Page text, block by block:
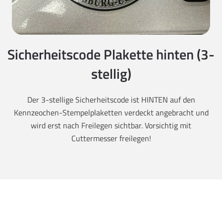
Sicherheitscode Plakette hinten (3-
stellig)
Der 3-stellige Sicherheitscode ist HINTEN auf den
Kennzeochen-Stempelplaketten verdeckt angebracht und
wird erst nach Freilegen sichtbar. Vorsichtig mit
Cuttermesser freilegen!